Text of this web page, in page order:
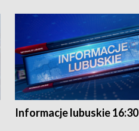
Informacje lubuskie 16:30